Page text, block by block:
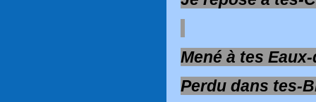
Mené à tes
Perdu dans tes-